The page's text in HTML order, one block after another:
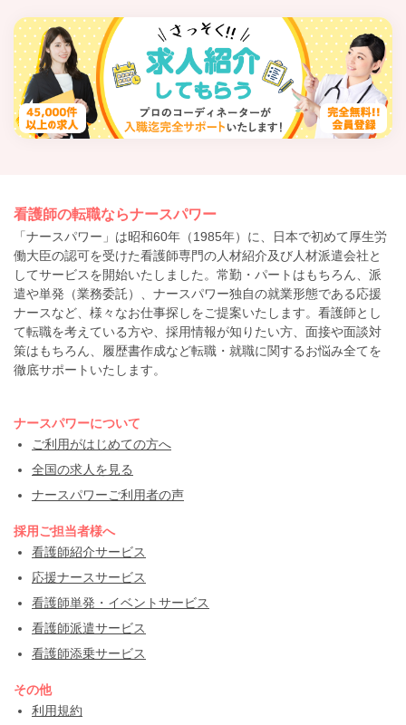
看護師の転職ならナースパワー
「ナースパワー」は昭和60年（1985年）に、日本で初めて厚生労
働大臣の認可を受けた看護師専門の人材紹介及び人材派遣会社と
してサービスを開始いたしました。常勤・パートはもちろん、派
遣や単発（業務委託）、ナースパワー独自の就業形態である応援
ナースなど、様々なお仕事探しをご提案いたします。看護師とし
て転職を考えている方や、採用情報が知りたい方、面接や面談対
策はもちろん、履歴書作成など転職・就職に関するお悩み全てを
徹底サポートいたします。
ナースパワーについて
ご利用がはじめての方へ
全国の求人を見る
ナースパワーご利用者の声
採用ご担当者様へ
看護師紹介サービス
応援ナースサービス
看護師単発・イベントサービス
看護師派遣サービス
看護師添乗サービス
その他
利用規約